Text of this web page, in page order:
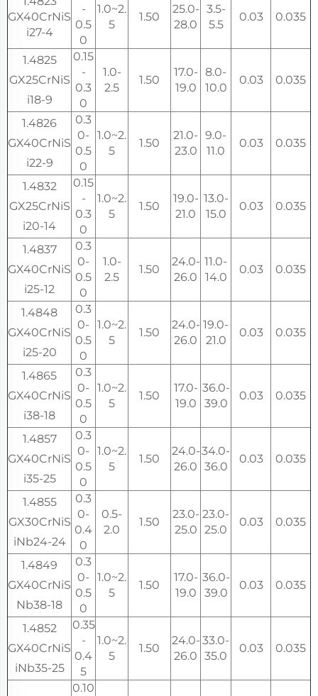
GX40CrNiS
i27-4
-
0.5
0
1.0~2.
5
1.50
25.0-
28.0
3.5-
5.5
0.03 0.035
1.4825
GX25CrNiS
i18-9
0.15
-
0.3
0
1.0-
2.5
1.50
17.0-
19.0
8.0-
10.0
0.03 0.035
1.4826
GX40CrNiS
i22-9
0.3
0-
0.5
0
1.0~2.
5
1.50
21.0-
23.0
9.0-
11.0
0.03 0.035
1.4832
GX25CrNiS
i20-14
0.15
-
0.3
0
1.0~2.
5
1.50
19.0-
21.0
13.0-
15.0
0.03 0.035
1.4837
GX40CrNiS
i25-12
0.3
0-
0.5
0
1.0-
2.5
1.50
24.0-
26.0
11.0-
14.0
0.03 0.035
1.4848
GX40CrNiS
i25-20
0.3
0-
0.5
0
1.0~2.
5
1.50
24.0-
26.0
19.0-
21.0
0.03 0.035
1.4865
GX40CrNiS
i38-18
0.3
0-
0.5
0
1.0~2.
5
1.50
17.0-
19.0
36.0-
39.0
0.03 0.035
1.4857
GX40CrNiS
i35-25
0.3
0-
0.5
0
1.0~2.
5
1.50
24.0-
26.0
34.0-
36.0
0.03 0.035
1.4855
GX30CrNiS
iNb24-24
0.3
0-
0.4
0
0.5-
2.0
1.50
23.0-
25.0
23.0-
25.0
0.03 0.035
1.4849
GX40CrNiS
Nb38-18
0.3
0-
0.5
0
1.0~2.
5
1.50
17.0-
19.0
36.0-
39.0
0.03 0.035
1.4852
GX40CrNiS
iNb35-25
0.35
-
0.4
5
1.0~2.
5
1.50
24.0-
26.0
33.0-
35.0
0.03 0.035
0.10